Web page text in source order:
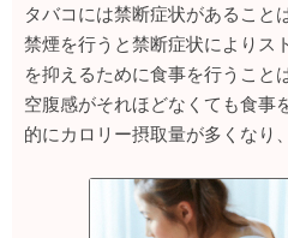
タバコには禁断症状があること
禁煙を行うと禁断症状によりス
を抑えるために食事を行うこと
空腹感がそれほどなくても食事
的にカロリー摂取量が多くなり